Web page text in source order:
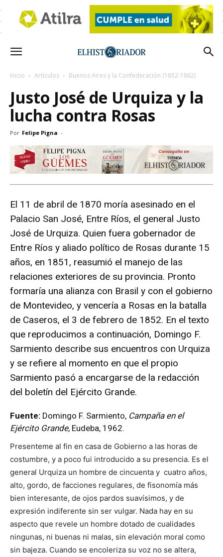
Inicio Artículos Buenos Aires y la Confederación (1852-1862)
Justo José de Urquiza y la
lucha contra Rosas
Por Felipe Pigna -
El 11 de abril de 1870 moría asesinado en el
Palacio San José, Entre Ríos, el general Justo
José de Urquiza. Quien fuera gobernador de
Entre Ríos y aliado político de Rosas durante 15
años, en 1851, reasumió el manejo de las
relaciones exteriores de su provincia. Pronto
formaría una alianza con Brasil y con el gobierno
de Montevideo, y vencería a Rosas en la batalla
de Caseros, el 3 de febrero de 1852. En el texto
que reproducimos a continuación, Domingo F.
Sarmiento describe sus encuentros con Urquiza
y se refiere al momento en que el propio
Sarmiento pasó a encargarse de la redacción
del boletín del Ejército Grande.
Fuente: Domingo F. Sarmiento, Campaña en el
Ejército Grande, Eudeba, 1962.
Presenteme al fin en casa de Gobierno a las horas de
costumbre, y a poco fui introducido a su presencia. Es el
general Urquiza un hombre de cincuenta y cuatro años,
alto, gordo, de facciones regulares, de fisonomía más
bien interesante, de ojos pardos suavísimos, y de
expresión indiferente sin ser vulgar. Nada hay en su
aspecto que revele un hombre dotado de cualidades
ningunas, ni buenas ni malas, sin elevación moral como
sin bajeza. Cuando se encoleriza su voz no se altera,